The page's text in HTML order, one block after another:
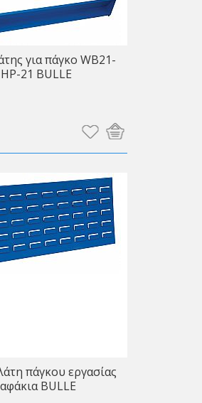
για πάγκο WB21-
21 BULLE
πάγκου εργασίας
BULLE